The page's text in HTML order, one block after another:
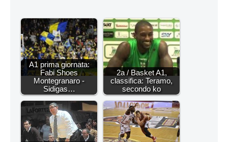
A1 prima giornata:
Fabi Shoes
Montegranaro -
Sidigas…
2a / Basket A1,
classifica: Teramo,
secondo ko